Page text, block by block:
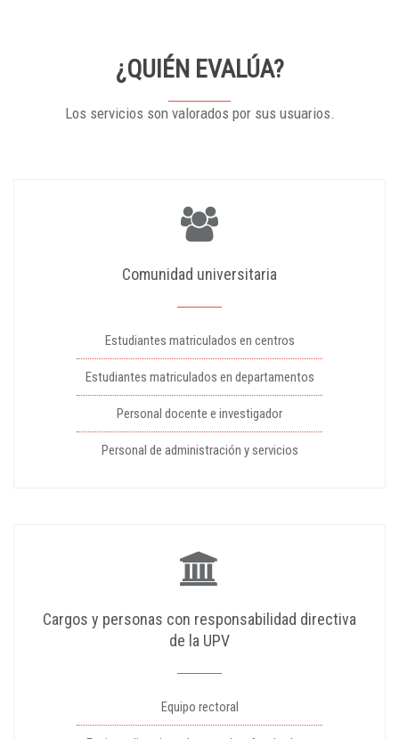
¿QUIÉN EVALÚA?
Los servicios son valorados por sus usuarios.
Comunidad universitaria
Estudiantes matriculados en centros
Estudiantes matriculados en departamentos
Personal docente e investigador
Personal de administración y servicios
Cargos y personas con responsabilidad directiva
de la UPV
Equipo rectoral